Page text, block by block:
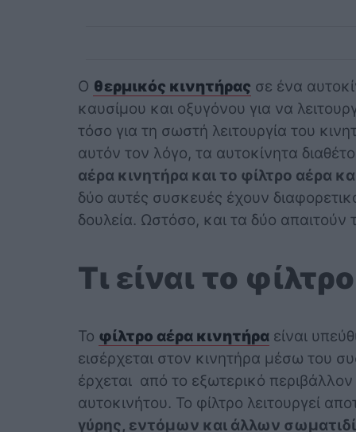
Ο θερμικός κινητήρας σε ένα
καυσίμου και οξυγόνου για να
τόσο για τη σωστή λειτουργία του
αυτόν τον λόγο, τα αυτοκίνητα
αέρα κινητήρα και το φίλτρο αέρα
δύο αυτές συσκευές έχουν
δουλεία. Ωστόσο, και τα δύο απαιτούν
Τι είναι το
Το φίλτρο αέρα κινητήραείναι
εισέρχεται στον κινητήρα μέσω του
έρχεται από το εξωτερικό
αυτοκινήτου. Το φίλτρο λειτουργεί
γύρης, εντόμων και άλλων